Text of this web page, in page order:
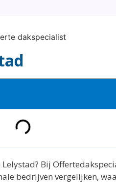
Bij
bedrijven vergelijken,